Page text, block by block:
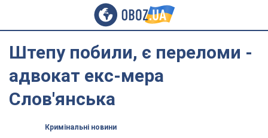
Штепу побили, є переломи -
адвокат екс-мера
Слов'янська
Кримінальні новини